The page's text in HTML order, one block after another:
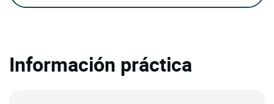
Información práctica